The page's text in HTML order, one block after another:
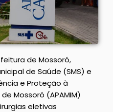
de Mossoró,
de Saúde (SMS) e
e Proteção à
Mossoró (APAMIM)
eletivas